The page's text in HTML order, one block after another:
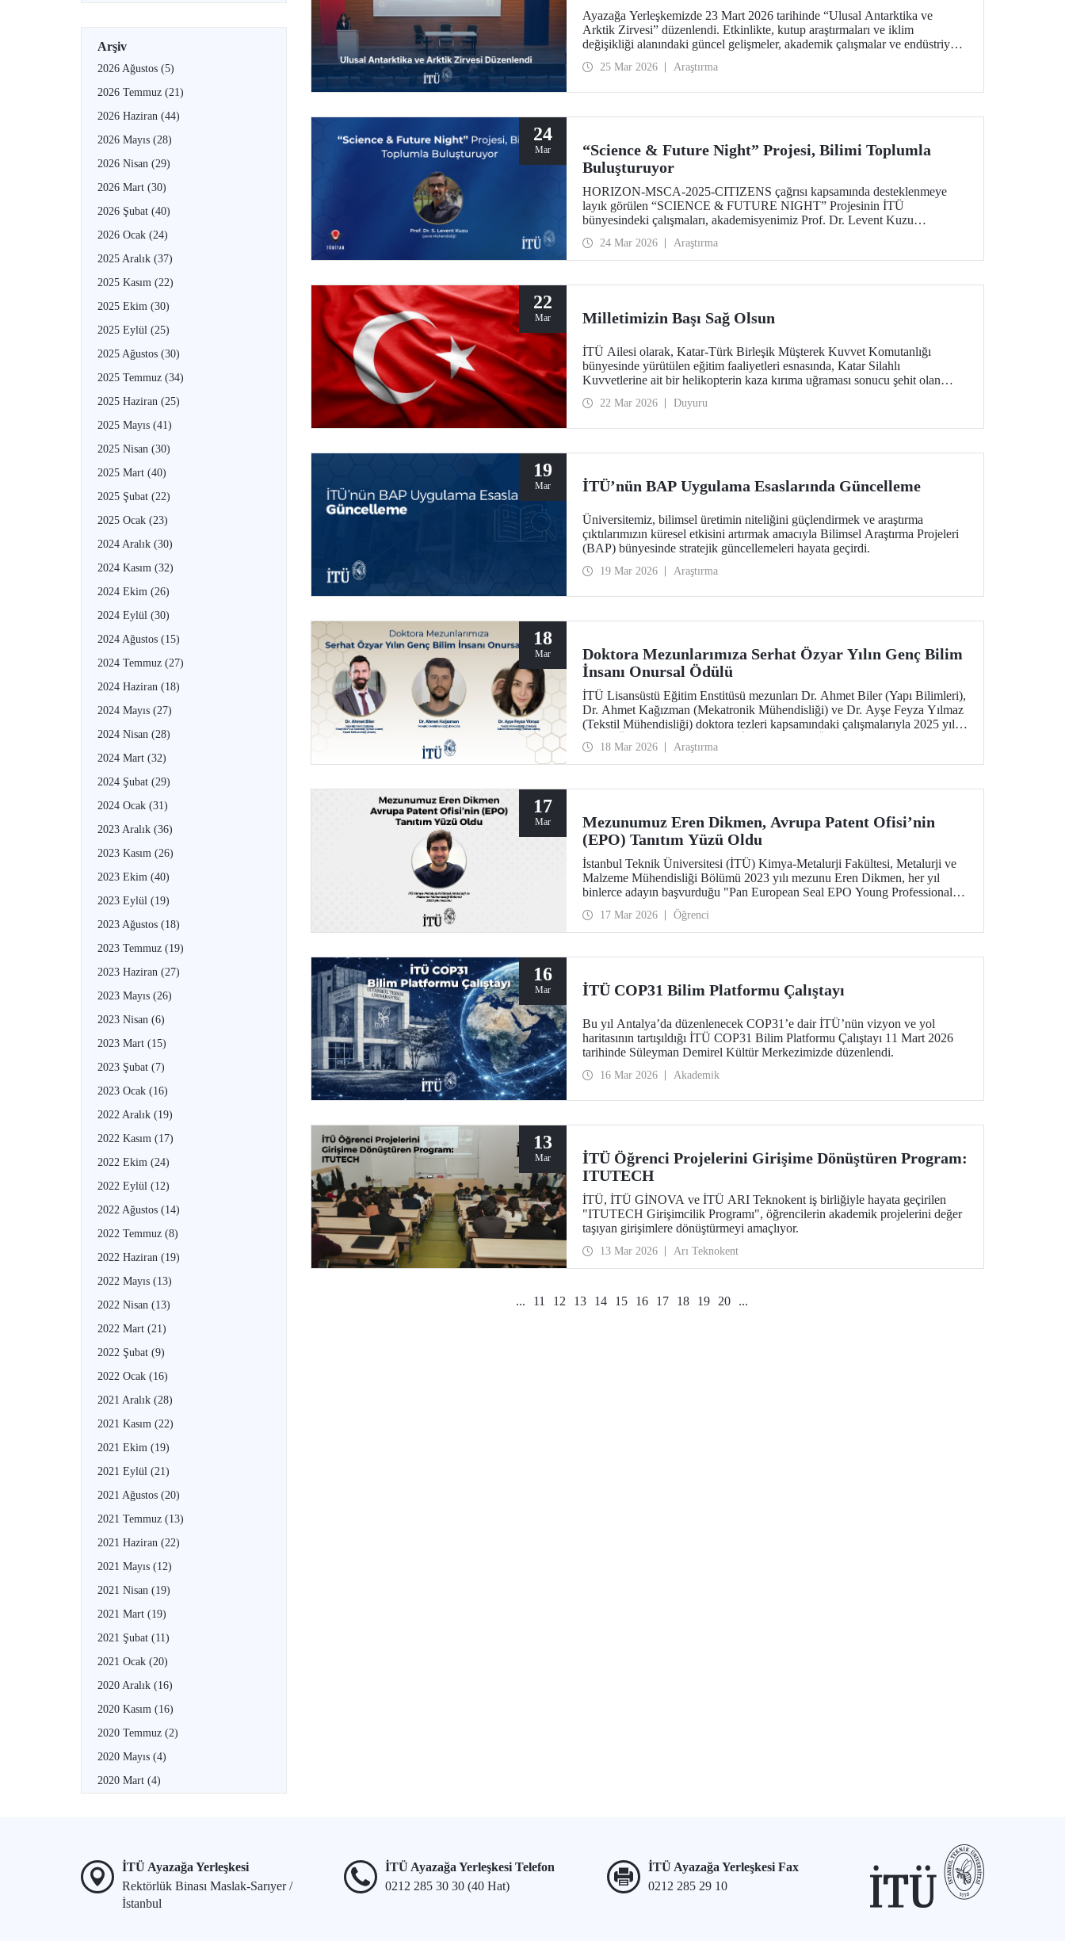
Arşiv
2026 Ağustos (5)
2026 Temmuz (21)
2026 Haziran (44)
2026 Mayıs (28)
2026 Nisan (29)
2026 Mart (30)
2026 Şubat (40)
2026 Ocak (24)
2025 Aralık (37)
2025 Kasım (22)
2025 Ekim (30)
2025 Eylül (25)
2025 Ağustos (30)
2025 Temmuz (34)
2025 Haziran (25)
2025 Mayıs (41)
2025 Nisan (30)
2025 Mart (40)
2025 Şubat (22)
2025 Ocak (23)
2024 Aralık (30)
2024 Kasım (32)
2024 Ekim (26)
2024 Eylül (30)
2024 Ağustos (15)
2024 Temmuz (27)
2024 Haziran (18)
2024 Mayıs (27)
2024 Nisan (28)
2024 Mart (32)
2024 Şubat (29)
2024 Ocak (31)
2023 Aralık (36)
2023 Kasım (26)
2023 Ekim (40)
2023 Eylül (19)
2023 Ağustos (18)
2023 Temmuz (19)
2023 Haziran (27)
2023 Mayıs (26)
2023 Nisan (6)
2023 Mart (15)
2023 Şubat (7)
2023 Ocak (16)
2022 Aralık (19)
2022 Kasım (17)
2022 Ekim (24)
2022 Eylül (12)
2022 Ağustos (14)
2022 Temmuz (8)
2022 Haziran (19)
2022 Mayıs (13)
2022 Nisan (13)
2022 Mart (21)
2022 Şubat (9)
2022 Ocak (16)
2021 Aralık (28)
2021 Kasım (22)
2021 Ekim (19)
2021 Eylül (21)
2021 Ağustos (20)
2021 Temmuz (13)
2021 Haziran (22)
2021 Mayıs (12)
2021 Nisan (19)
2021 Mart (19)
2021 Şubat (11)
2021 Ocak (20)
2020 Aralık (16)
2020 Kasım (16)
2020 Temmuz (2)
2020 Mayıs (4)
2020 Mart (4)
Ayazağa Yerleşkemizde 23 Mart 2026 tarihinde “Ulusal Antarktika ve
Arktik Zirvesi” düzenlendi. Etkinlikte, kutup araştırmaları ve iklim
değişikliği alanındaki güncel gelişmeler, akademik çalışmalar ve endüstriyel
25 Mar 2026 Araştırma
24
Mar
“Science & Future Night” Projesi, Bilimi Toplumla
Buluşturuyor
HORIZON-MSCA-2025-CITIZENS çağrısı kapsamında desteklenmeye
layık görülen “SCIENCE & FUTURE NIGHT” Projesinin İTÜ
bünyesindeki çalışmaları, akademisyenimiz Prof. Dr. Levent Kuzu
dijital dönüşüm gibi küresel öncelikli alanlarda üretilen bilimsel çıktıların
toplumun tüm katmanlarına ulaştırılmasını ve araştırma kültürünün şehir
24 Mar 2026 Araştırma
22
Mar Milletimizin Başı Sağ Olsun
İTÜ Ailesi olarak, Katar-Türk Birleşik Müşterek Kuvvet Komutanlığı
bünyesinde yürütülen eğitim faaliyetleri esnasında, Katar Silahlı
Kuvvetlerine ait bir helikopterin kaza kırıma uğraması sonucu şehit olan
Allah'tan rahmet; ailelerine ve milletimize başsağlığı diliyoruz. Milletimizin
22 Mar 2026 Duyuru
19
Mar İTÜ’nün BAP Uygulama Esaslarında Güncelleme
Üniversitemiz, bilimsel üretimin niteliğini güçlendirmek ve araştırma
çıktılarımızın küresel etkisini artırmak amacıyla Bilimsel Araştırma Projeleri
(BAP) bünyesinde stratejik güncellemeleri hayata geçirdi.
19 Mar 2026 Araştırma
18
Mar
Doktora Mezunlarımıza Serhat Özyar Yılın Genç Bilim
İnsanı Onursal Ödülü
İTÜ Lisansüstü Eğitim Enstitüsü mezunları Dr. Ahmet Biler (Yapı Bilimleri),
Dr. Ahmet Kağızman (Mekatronik Mühendisliği) ve Dr. Ayşe Feyza Yılmaz
(Tekstil Mühendisliği) doktora tezleri kapsamındaki çalışmalarıyla 2025 yılı
18 Mar 2026 Araştırma
17
Mar
Mezunumuz Eren Dikmen, Avrupa Patent Ofisi’nin
(EPO) Tanıtım Yüzü Oldu
İstanbul Teknik Üniversitesi (İTÜ) Kimya-Metalurji Fakültesi, Metalurji ve
Malzeme Mühendisliği Bölümü 2023 yılı mezunu Eren Dikmen, her yıl
binlerce adayın başvurduğu "Pan European Seal EPO Young Professionals"
programı kapsamında, Avrupa Patent Ofisi (EPO) tarafından programın
tanıtım yüzü olarak seçildi.
17 Mar 2026 Öğrenci
16
Mar İTÜ COP31 Bilim Platformu Çalıştayı
Bu yıl Antalya’da düzenlenecek COP31’e dair İTÜ’nün vizyon ve yol
haritasının tartışıldığı İTÜ COP31 Bilim Platformu Çalıştayı 11 Mart 2026
tarihinde Süleyman Demirel Kültür Merkezimizde düzenlendi.
16 Mar 2026 Akademik
13
Mar
İTÜ Öğrenci Projelerini Girişime Dönüştüren Program:
ITUTECH
İTÜ, İTÜ GİNOVA ve İTÜ ARI Teknokent iş birliğiyle hayata geçirilen
"ITUTECH Girişimcilik Programı", öğrencilerin akademik projelerini değer
taşıyan girişimlere dönüştürmeyi amaçlıyor.
13 Mar 2026 Arı Teknokent
... 11 12 13 14 15 16 17 18 19 20 ...
İTÜ Ayazağa Yerleşkesi
Rektörlük Binası Maslak-Sarıyer /
İstanbul
İTÜ Ayazağa Yerleşkesi Telefon
0212 285 30 30 (40 Hat)
İTÜ Ayazağa Yerleşkesi Fax
0212 285 29 10